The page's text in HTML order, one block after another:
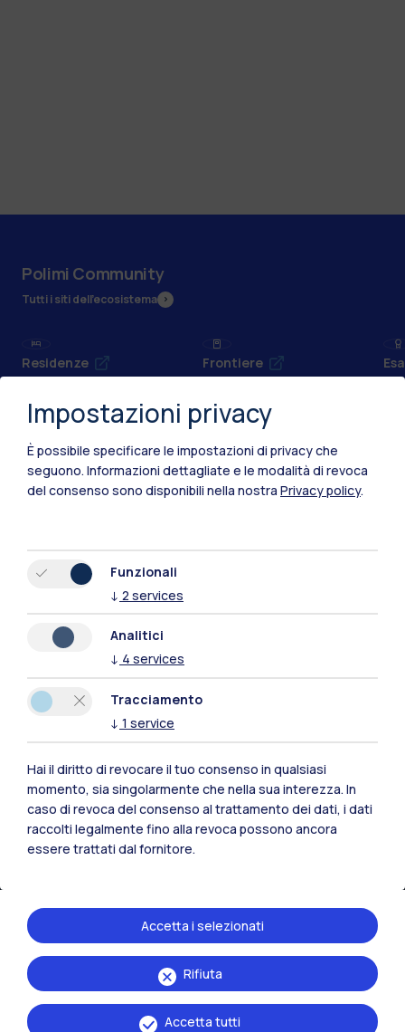
Polimi Community
Tutti i siti dell’ecosistema
Residenze Frontiere
EN
Sedi
Milano Leonardo
Cremona
Lecco
Piacenza
Xi'an
Naviga il sito
Impostazioni privacy
È possibile specificare le impostazioni di privacy che
seguono. Informazioni dettagliate e le modalità di revoca
del consenso sono disponibili nella nostra Privacy policy.
Funzionali
↓ 2 services
Analitici
↓ 4 services
Tracciamento
↓ 1 service
Hai il diritto di revocare il tuo consenso in qualsiasi
momento, sia singolarmente che nella sua interezza. In
caso di revoca del consenso al trattamento dei dati, i dati
raccolti legalmente fino alla revoca possono ancora
essere trattati dal fornitore.
Rifiuta
Accetta i selezionati
Accetta tutti